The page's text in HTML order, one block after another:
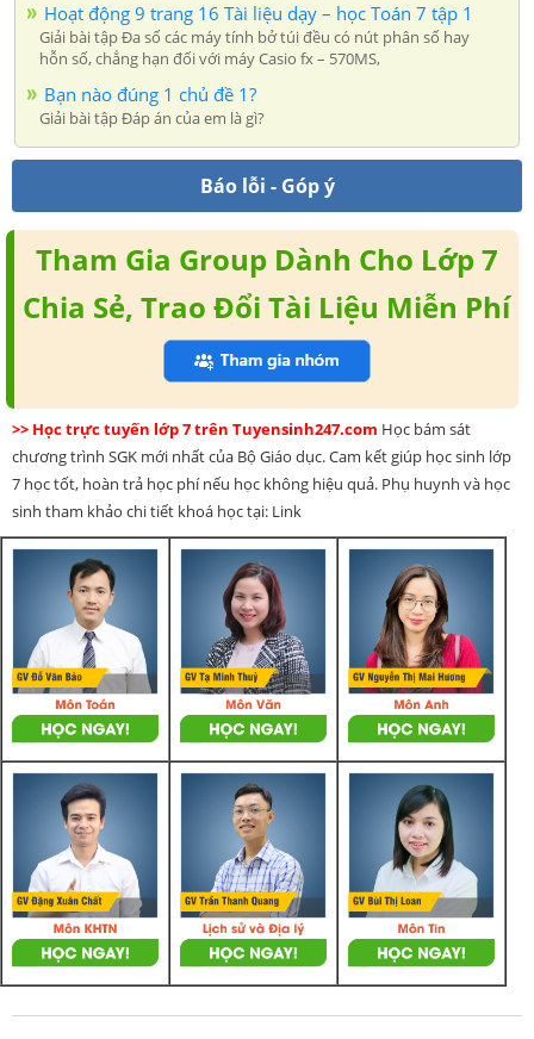
Hoạt động 9 trang 16 Tài liệu dạy – học Toán 7 tập 1
Giải bài tập Đa số các máy tính bở túi đều có nút phân số hay
hỗn số, chẳng hạn đối với máy Casio fx – 570MS,
Bạn nào đúng 1 chủ đề 1?
Giải bài tập Đáp án của em là gì?
Báo lỗi - Góp ý
Tham Gia Group Dành Cho Lớp 7
Chia Sẻ, Trao Đổi Tài Liệu Miễn Phí
>> Học trực tuyến lớp 7 trên Tuyensinh247.com Học bám sát
chương trình SGK mới nhất của Bộ Giáo dục. Cam kết giúp học sinh lớp
7 học tốt, hoàn trả học phí nếu học không hiệu quả. Phụ huynh và học
sinh tham khảo chi tiết khoá học tại: Link